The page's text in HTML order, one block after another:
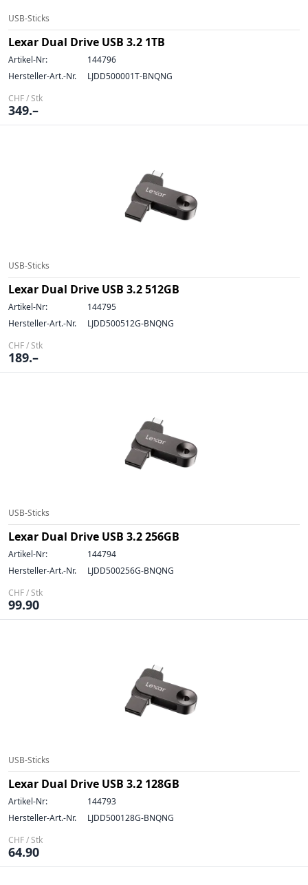
USB-Sticks
Lexar Dual Drive USB 3.2 1TB
Artikel-Nr:
144796
Hersteller-Art.-Nr.
LJDD500001T-BNQNG
CHF / Stk
349.–
USB-Sticks
Lexar Dual Drive USB 3.2 512GB
Artikel-Nr:
144795
Hersteller-Art.-Nr.
LJDD500512G-BNQNG
CHF / Stk
189.–
USB-Sticks
Lexar Dual Drive USB 3.2 256GB
Artikel-Nr:
144794
Hersteller-Art.-Nr.
LJDD500256G-BNQNG
CHF / Stk
99.90
USB-Sticks
Lexar Dual Drive USB 3.2 128GB
Artikel-Nr:
144793
Hersteller-Art.-Nr.
LJDD500128G-BNQNG
CHF / Stk
64.90